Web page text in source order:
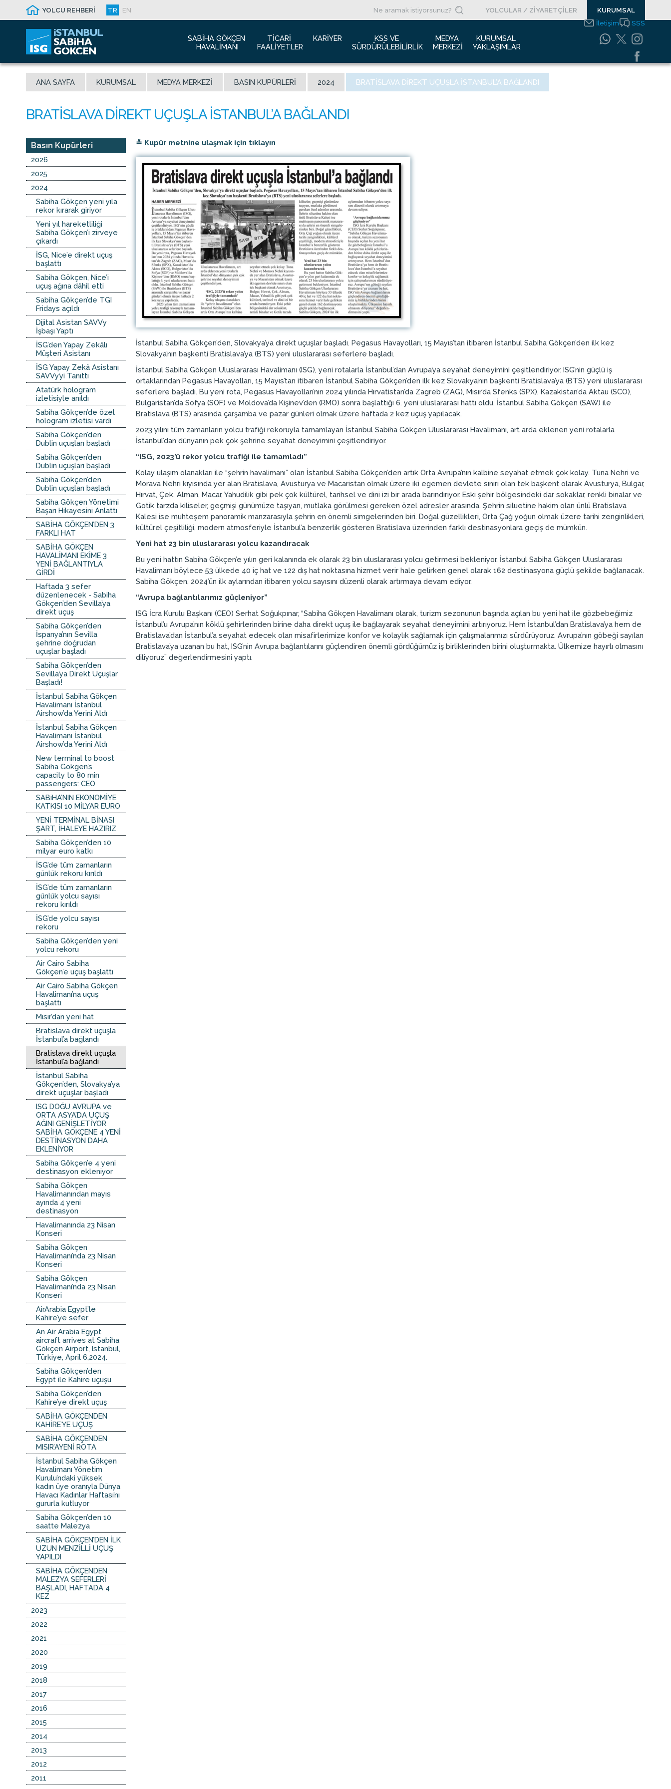
YOLCU REHBERİ TR EN YOLCULAR / ZİYARETÇİLER KURUMSAL
SABIHA GÖKÇEN
HAVALIMANI
Hakkımızda
Havalimanı Trafik Raporu
Ödüllerimiz
İletişim Bilgileri
Sabiha Gökçen Kimdir?
Malaysia Airports Holdings Berhad
TICARI
FAALIYETLER
Havacılık Pazarlama
Reklam Fırsatları
Kiralık Alanlar
Konferans Salonu
İhale Duyuruları
KARIYER
İnsan Kaynakları Politikası
KSS VE
SÜRDÜRÜLEBILIRLIK
Yeşil Havaalanı Projesi
Engelsiz Havaalanı
MEDYA
MERKEZI
Basın Bültenleri
Basın Kupürleri
KURUMSAL
YAKLAŞIMLAR
Entegre Yönetim
Sistemleri Politikamız
İletişim SSS
ANA SAYFA KURUMSAL MEDYA MERKEZI BASIN KUPÜRLERI 2024 BRATISLAVA DIREKT UÇUŞLA İSTANBUL’A BAĞLANDI
≚ Kupür metnine ulaşmak için tıklayın
İstanbul Sabiha Gökçen’den, Slovakya’ya direkt uçuşlar başladı. Pegasus Havayolları, 15 Mayıs’tan itibaren İstanbul Sabiha Gökçen’den ilk kez
Slovakya’nın başkenti Bratislava’ya (BTS) yeni uluslararası seferlere başladı.
İstanbul Sabiha Gökçen Uluslararası Havalimanı (ISG), yeni rotalarla İstanbul’dan Avrupa’ya seyahat deneyimini çeşitlendiriyor. ISG’nin güçlü iş
ortaklarından Pegasus Havayolları, 15 Mayıs’tan itibaren İstanbul Sabiha Gökçen’den ilk kez Slovakya’nın başkenti Bratislava’ya (BTS) yeni uluslararası
seferlere başladı. Bu yeni rota, Pegasus Havayolları’nın 2024 yılında Hırvatistan’da Zagreb (ZAG), Mısır’da Sfenks (SPX), Kazakistan’da Aktau (SCO),
Bulgaristan’da Sofya (SOF) ve Moldova’da Kişinev’den (RMO) sonra başlattığı 6. yeni uluslararası hattı oldu. İstanbul Sabiha Gökçen (SAW) ile
Bratislava (BTS) arasında çarşamba ve pazar günleri olmak üzere haftada 2 kez uçuş yapılacak.
2023 yılını tüm zamanların yolcu trafiği rekoruyla tamamlayan İstanbul Sabiha Gökçen Uluslararası Havalimanı, art arda eklenen yeni rotalarla
İstanbul’dan dünyanın pek çok şehrine seyahat deneyimini çeşitlendiriyor.
“ISG, 2023’ü rekor yolcu trafiği ile tamamladı”
Kolay ulaşım olanakları ile “şehrin havalimanı” olan İstanbul Sabiha Gökçen’den artık Orta Avrupa’nın kalbine seyahat etmek çok kolay. Tuna Nehri ve
Morava Nehri kıyısında yer alan Bratislava, Avusturya ve Macaristan olmak üzere iki egemen devlete sınırı olan tek başkent olarak Avusturya, Bulgar,
Hırvat, Çek, Alman, Macar, Yahudilik gibi pek çok kültürel, tarihsel ve dini izi bir arada barındırıyor. Eski şehir bölgesindeki dar sokaklar, renkli binalar ve
Gotik tarzda kiliseler, geçmişi günümüze taşıyan, mutlaka görülmesi gereken özel adresler arasında. Şehrin siluetine hakim olan ünlü Bratislava
Kalesi ise muhteşem panoramik manzarasıyla şehrin en önemli simgelerinden biri. Doğal güzellikleri, Orta Çağ yoğun olmak üzere tarihi zenginlikleri,
kültürel çeşitliliği, modern atmosferiyle İstanbul’a benzerlik gösteren Bratislava üzerinden farklı destinasyonlara geçiş de mümkün.
Yeni hat 23 bin uluslararası yolcu kazandıracak
Bu yeni hattın Sabiha Gökçen’e yılın geri kalanında ek olarak 23 bin uluslararası yolcu getirmesi bekleniyor. İstanbul Sabiha Gökçen Uluslararası
Havalimanı böylece 53 ülkede 40 iç hat ve 122 dış hat noktasına hizmet verir hale gelirken genel olarak 162 destinasyona güçlü şekilde bağlanacak.
Sabiha Gökçen, 2024’ün ilk aylarından itibaren yolcu sayısını düzenli olarak artırmaya devam ediyor.
“Avrupa bağlantılarımız güçleniyor”
ISG İcra Kurulu Başkanı (CEO) Serhat Soğukpınar, “Sabiha Gökçen Havalimanı olarak, turizm sezonunun başında açılan bu yeni hat ile gözbebeğimiz
İstanbul’u Avrupa’nın köklü şehirlerinden birine daha direkt uçuş ile bağlayarak seyahat deneyimini artırıyoruz. Hem İstanbul’dan Bratislava’ya hem de
Bratislava’dan İstanbul’a seyahat edecek olan misafirlerimize konfor ve kolaylık sağlamak için çalışmalarımızı sürdürüyoruz. Avrupa’nın göbeği sayılan
Bratislava’ya uzanan bu hat, ISG’nin Avrupa bağlantılarını güçlendiren önemli gördüğümüz iş birliklerinden birini oluşturmakta. Ülkemize hayırlı olmasını
diliyoruz” değerlendirmesini yaptı.
Basın Kupürleri
2026
2025
2024
Sabiha Gökçen yeni yıla
rekor kırarak giriyor
Yeni yıl hareketliliği
Sabiha Gökçen’i zirveye
çıkardı
İSG, Nice’e direkt uçuş
başlattı
Sabiha Gökçen, Nice’i
uçuş ağına dâhil etti
Sabiha Gökçen’de TGI
Fridays açıldı
Dijital Asistan SAVVy
İşbaşı Yaptı
İSG’den Yapay Zekâlı
Müşteri Asistanı
İSG Yapay Zekâ Asistanı
SAVVy’yi Tanıttı
Atatürk hologram
izletisiyle anıldı
Sabiha Gökçen’de özel
hologram izletisi vardı
Sabiha Gökçen’den
Dublin uçuşları başladı
Sabiha Gökçen’den
Dublin uçuşları başladı
Sabiha Gökçen’den
Dublin uçuşları başladı
Sabiha Gökçen Yönetimi
Başarı Hikayesini Anlattı
SABİHA GÖKÇEN’DEN 3
FARKLI HAT
SABİHA GÖKÇEN
HAVALİMANI EKİME 3
YENİ BAĞLANTIYLA
GİRDİ
Haftada 3 sefer
düzenlenecek - Sabiha
Gökçen’den Sevilla’ya
direkt uçuş
Sabiha Gökçen’den
İspanya’nın Sevilla
şehrine doğrudan
uçuşlar başladı
Sabiha Gökçen’den
Sevilla’ya Direkt Uçuşlar
Başladı!
İstanbul Sabiha Gökçen
Havalimanı İstanbul
Airshow’da Yerini Aldı
İstanbul Sabiha Gökçen
Havalimanı İstanbul
Airshow’da Yerini Aldı
New terminal to boost
Sabiha Gokgen’s
capacity to 80 min
passengers: CEO
SABiHA’NIN EKONOMİYE
KATKISI 10 MİLYAR EURO
YENİ TERMİNAL BİNASI
ŞART, İHALEYE HAZIRIZ
Sabiha Gökçen’den 10
milyar euro katkı
İSG’de tüm zamanların
günlük rekoru kırıldı
İSG’de tüm zamanların
günlük yolcu sayısı
rekoru kırıldı
İSG’de yolcu sayısı
rekoru
Sabiha Gökçen’den yeni
yolcu rekoru
Air Cairo Sabiha
Gökçen’e uçuş başlattı
Air Cairo Sabiha Gökçen
Havalimanı’na uçuş
başlattı
Mısır’dan yeni hat
Bratislava direkt uçuşla
İstanbul’a bağlandı
Bratislava direkt uçuşla
İstanbul’a bağlandı
İstanbul Sabiha
Gökçen’den, Slovakya’ya
direkt uçuşlar başladı
ISG DOĞU AVRUPA ve
ORTA ASYA’DA UÇUŞ
AĞINI GENİŞLETİYOR
SABİHA GÖKÇENE 4 YENİ
DESTİNASYON DAHA
EKLENİYOR
Sabiha Gökçen’e 4 yeni
destinasyon ekleniyor
Sabiha Gökçen
Havalimanından mayıs
ayında 4 yeni
destinasyon
Havalimanında 23 Nisan
Konseri
Sabiha Gökçen
Havalimanı’nda 23 Nisan
Konseri
Sabiha Gökçen
Havalimanı’nda 23 Nisan
Konseri
AirArabia Egypt’le
Kahire’ye sefer
An Air Arabia Egypt
aircraft arrives at Sabiha
Gökçen Airport, Istanbul,
Türkiye, April 6,2024.
Sabiha Gökçen’den
Egypt ile Kahire uçuşu
Sabiha Gökçen’den
Kahire’ye direkt uçuş
SABİHA GÖKÇENDEN
KAHİRE’YE UÇUŞ
SABİHA GÖKÇENDEN
MISIR’AYENİ ROTA
İstanbul Sabiha Gökçen
Havalimanı Yönetim
Kurulu’ndaki yüksek
kadın üye oranıyla Dünya
Havacı Kadınlar Haftası’nı
gururla kutluyor
Sabiha Gökçen’den 10
saatte Malezya
SABİHA GÖKÇEN’DEN İLK
UZUN MENZİLLİ UÇUŞ
YAPILDI
SABİHA GÖKÇENDEN
MALEZYA SEFERLERİ
BAŞLADI, HAFTADA 4
KEZ
2023
2022
2021
2020
2019
2018
2017
2016
2015
2014
2013
2012
2011